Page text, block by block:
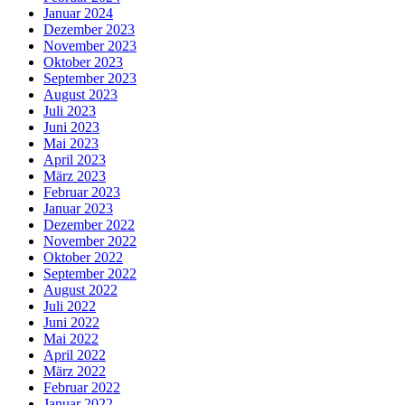
Januar 2024
Dezember 2023
November 2023
Oktober 2023
September 2023
August 2023
Juli 2023
Juni 2023
Mai 2023
April 2023
März 2023
Februar 2023
Januar 2023
Dezember 2022
November 2022
Oktober 2022
September 2022
August 2022
Juli 2022
Juni 2022
Mai 2022
April 2022
März 2022
Februar 2022